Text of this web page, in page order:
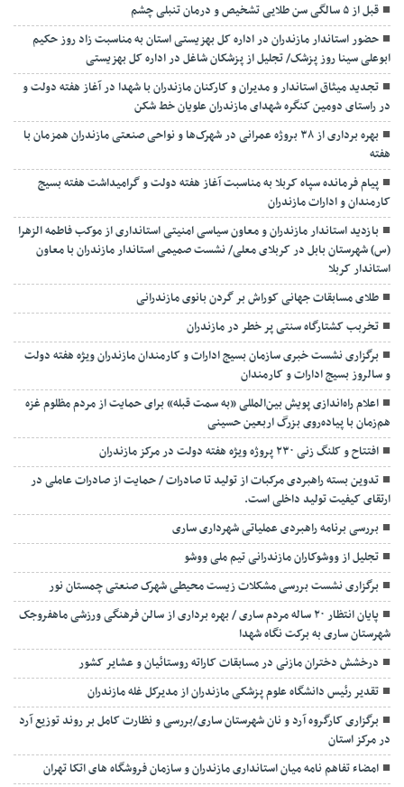
قبل از ۵ سالگی سن طلایی تشخیص و درمان تنبلی چشم
حضور استاندار مازندران در اداره کل بهزیستی استان به مناسبت زاد روز حکیم
ابوعلی سینا روز پزشک/ تجلیل از پزشکان شاغل در اداره کل بهزیستی
تجدید میثاق استاندار و مدیران و کارکنان مازندران با شهدا در آغاز هفته دولت و
در راستای دومین کنگره شهدای مازندران علویان خط شکن
بهره برداری از ۳۸ بروژه عمرانی در شهرک‌ها و نواحی صنعتی مازندران همزمان با
هفته
پیام فرمانده سپاه کربلا به مناسبت آغاز هفته دولت و گرامیداشت هفته بسیج
کارمندان و ادارات مازندران
بازدید استاندار مازندران و معاون سیاسی امنیتی استانداری از موکب فاطمه الزهرا
(س) شهرستان بابل در کربلای معلی/ نشست صمیمی استاندار مازندران با معاون
استاندار کربلا
طلای مسابقات جهانی کوراش بر گردن بانوی مازندرانی
تخربب کشتارگاه سنتی پر خطر در مازندران
برگزاری نشست خبری سازمان بسیج ادارات و کارمندان مازندران ویژه هفته دولت
و سالروز بسیج ادارات و کارمندان
اعلام راه‌اندازی پویش بین‌المللی «به سمت قبله» برای حمایت از مردم مظلوم غزه
هم‌زمان با پیاده‌روی بزرگ اربعین حسینی
افتتاح و کلنگ زنی ۲۳۰ پروژه ویژه هفته دولت در مرکز مازندران
تدوین بسته راهبردی مرکبات از تولید تا صادرات / حمایت از صادرات عاملی در
ارتقای کیفیت تولید داخلی است.
بررسی برنامه راهبردی عملیاتی شهرداری ساری
تجلیل از ووشوکاران مازندرانی تیم ملی ووشو
برگزاری نشست بررسی مشکلات زیست محیطی شهرک صنعتی چمستان نور
پایان انتظار ۲۰ ساله مردم ساری / بهره برداری از سالن فرهنگی ورزشی ماهفروجک
شهرستان ساری به برکت نگاه شهدا
درخشش دختران مازنی در مسابقات کاراته روستائیان و عشایر کشور
تقدیر رئیس دانشگاه علوم پزشکی مازندران از مدیرکل غله مازندران
برگزاری کارگروه آرد و نان شهرستان ساری/بررسی و نظارت کامل بر روند توزیع آرد
در مرکز استان
امضاء تفاهم نامه میان استانداری مازندران و سازمان فروشگاه های اتکا تهران